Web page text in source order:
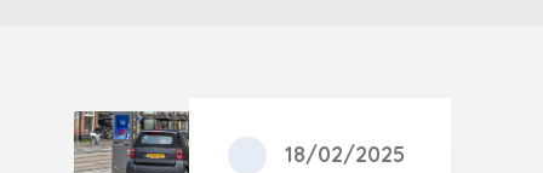
18/02/2025